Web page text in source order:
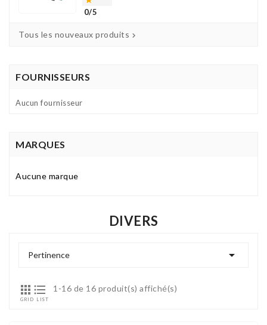
0/5
Tous les nouveaux produits 
FOURNISSEURS
Aucun fournisseur
MARQUES
Aucune marque
DIVERS
Pertinence 

GRID

LIST
1-16 de 16 produit(s) affiché(s)